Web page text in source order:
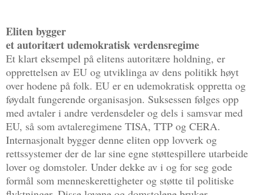
Eliten bygger
et autoritært udemokratisk verdensregime
Et klart eksempel på elitens autoritære holdning, er
opprettelsen av EU og utviklinga av dens politikk høyt
over hodene på folk. EU er en udemokratisk oppretta og
føydalt fungerende organisasjon. Suksessen følges opp
med avtaler i andre verdensdeler og dels i samsvar med
EU, så som avtaleregimene TISA, TTP og CERA.
Internasjonalt bygger denne eliten opp lovverk og
rettssystemer der de lar sine egne støttespillere utarbeide
lover og domstoler. Under dekke av i og for seg gode
formål som menneskerettigheter og støtte til politiske